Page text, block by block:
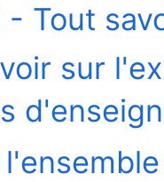
- Tout
sur